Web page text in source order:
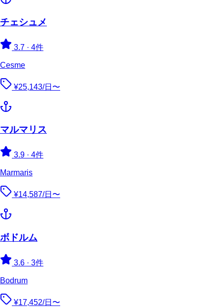
チェシュメ
3.7 · 4件
Cesme
¥25,143/日〜
マルマリス
3.9 · 4件
Marmaris
¥14,587/日〜
ボドルム
3.6 · 3件
Bodrum
¥17,452/日〜